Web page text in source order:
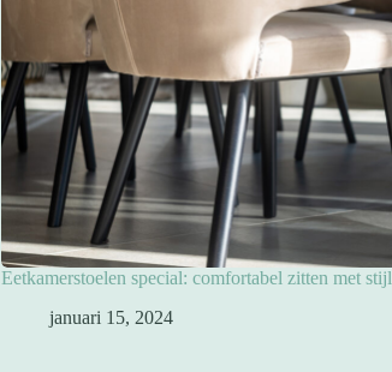
Eetkamerstoelen special: comfortabel zitten met stijl
januari 15, 2024